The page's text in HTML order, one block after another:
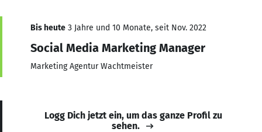
Bis heute 3 Jahre und 10 Monate, seit Nov. 2022
Social Media Marketing Manager
Marketing Agentur Wachtmeister
Logg Dich jetzt ein, um das ganze Profil zu
sehen.